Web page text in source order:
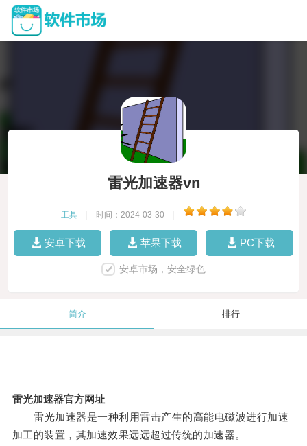
雷光加速器vn
工具 时间：2024-03-30
安卓下载 苹果下载 PC下载
安卓市场，安全绿色
简介 排行
雷光加速器官方网址
雷光加速器是一种利用雷击产生的高能电磁波进行加速
加工的装置，其加速效果远远超过传统的加速器。